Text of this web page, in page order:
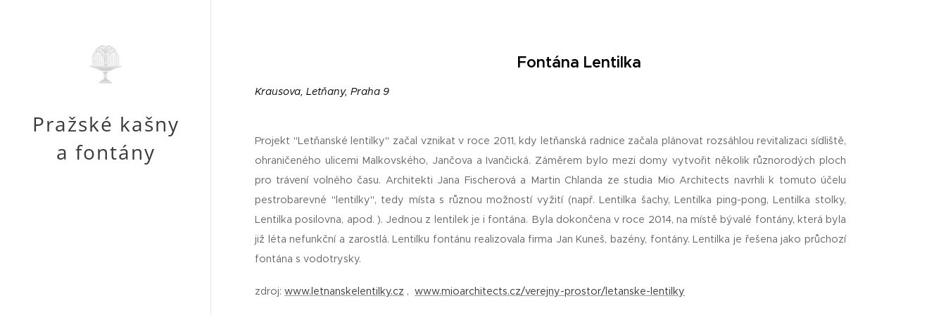
Pražské kašny
a fontány
Fontána Lentilka
Krausova, Letňany, Praha 9
Projekt "Letňanské lentilky" začal vznikat v roce 2011, kdy letňanská radnice začala plánovat rozsáhlou revitalizaci sídliště,
ohraničeného ulicemi Malkovského, Jančova a Ivančická. Záměrem bylo mezi domy vytvořit několik různorodých ploch
pro trávení volného času. Architekti Jana Fischerová a Martin Chlanda ze studia Mio Architects navrhli k tomuto účelu
pestrobarevné "lentilky", tedy místa s různou možností vyžití (např. Lentilka šachy, Lentilka ping-pong, Lentilka stolky,
Lentilka posilovna, apod. ). Jednou z lentilek je i fontána. Byla dokončena v roce 2014, na místě bývalé fontány, která byla
již léta nefunkční a zarostlá. Lentilku fontánu realizovala firma Jan Kuneš, bazény, fontány. Lentilka je řešena jako průchozí
fontána s vodotrysky.
zdroj: www.letnanskelentilky.cz , www.mioarchitects.cz/verejny-prostor/letanske-lentilky